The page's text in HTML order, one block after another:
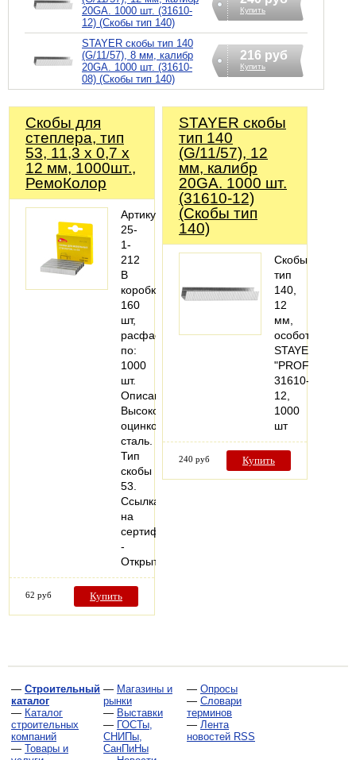
20GA. 1000 шт. (31610-
12) (Скобы тип 140)
Купить
STAYER скобы тип 140
(G/11/57), 8 мм, калибр
20GA. 1000 шт. (31610-
08) (Скобы тип 140)
216 руб
Купить
Скобы для
степлера, тип
53, 11,3 х 0,7 х
12 мм, 1000шт.,
РемоКолор
Артикул:
25-
1-
212
В
коробке:
160
шт,
расфасовано
по:
1000
шт.
Описание:
Высококачественная
оцинкованная
сталь.
Тип
скобы
53.
Ссылка
на
сертификат
-
Открыть…
62 руб Купить
STAYER скобы
тип 140
(G/11/57), 12
мм, калибр
20GA. 1000 шт.
(31610-12)
(Скобы тип
140)
Скобы
тип
140,
12
мм,
особотвердые,
STAYER
31610-
12,
1000
шт
240 руб Купить
— Строительный
каталог
— Каталог
строительных
компаний
— Товары и
— Магазины и
рынки
— Выставки
— ГОСТы,
СНИПы,
СанПиНы
— Опросы
— Словари
терминов
— Лента
новостей RSS